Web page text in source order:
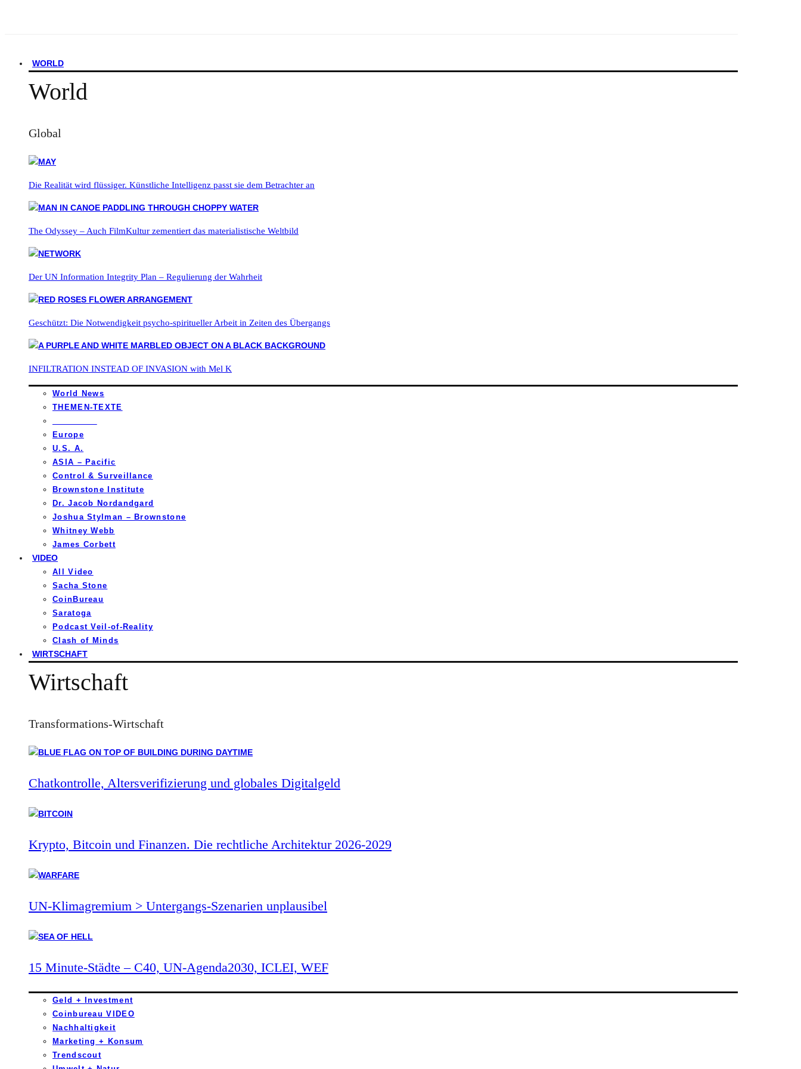
WORLD
World
Global
Die Realität wird flüssiger. Künstliche Intelligenz passt sie dem Betrachter an
The Odyssey – Auch FilmKultur zementiert das materialistische Weltbild
Der UN Information Integrity Plan – Regulierung der Wahrheit
Geschützt: Die Notwendigkeit psycho-spiritueller Arbeit in Zeiten des Übergangs
INFILTRATION INSTEAD OF INVASION with Mel K
World News
THEMEN-TEXTE
Europe
U.S. A.
ASIA – Pacific
Control & Surveillance
Brownstone Institute
Dr. Jacob Nordandgard
Joshua Stylman – Brownstone
Whitney Webb
James Corbett
VIDEO
All Video
Sacha Stone
CoinBureau
Saratoga
Podcast Veil-of-Reality
Clash of Minds
WIRTSCHAFT
Wirtschaft
Transformations-Wirtschaft
Chatkontrolle, Altersverifizierung und globales Digitalgeld
Krypto, Bitcoin und Finanzen. Die rechtliche Architektur 2026-2029
UN-Klimagremium > Untergangs-Szenarien unplausibel
15 Minute-Städte – C40, UN-Agenda2030, ICLEI, WEF
Geld + Investment
Coinbureau VIDEO
Nachhaltigkeit
Marketing + Konsum
Trendscout